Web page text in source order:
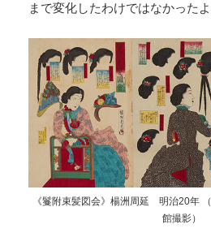
まで変化したわけではなかったよ
《鬘附束髪図会》楊洲周延 明治20年
館撮影）